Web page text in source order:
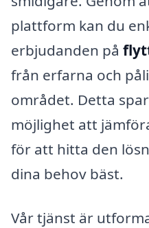
plattform kan du
erbjudanden på
från erfarna och
området. Detta
möjlighet att
för att hitta den
dina behov bäst.
Vår tjänst är